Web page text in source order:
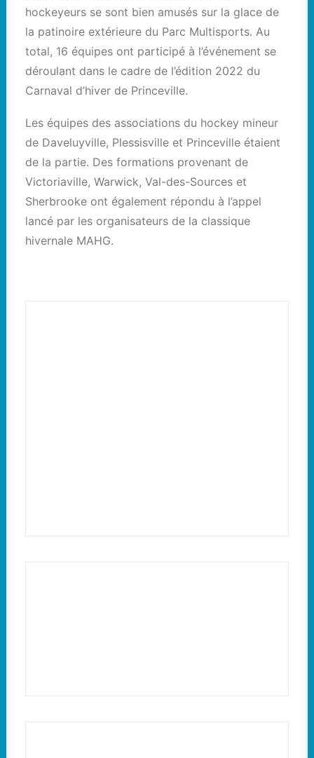
hockeyeurs se sont bien amusés sur la glace de
la patinoire extérieure du Parc Multisports. Au
total, 16 équipes ont participé à l’événement se
déroulant dans le cadre de l’édition 2022 du
Carnaval d’hiver de Princeville.
Les équipes des associations du hockey mineur
de Daveluyville, Plessisville et Princeville étaient
de la partie. Des formations provenant de
Victoriaville, Warwick, Val-des-Sources et
Sherbrooke ont également répondu à l’appel
lancé par les organisateurs de la classique
hivernale MAHG.